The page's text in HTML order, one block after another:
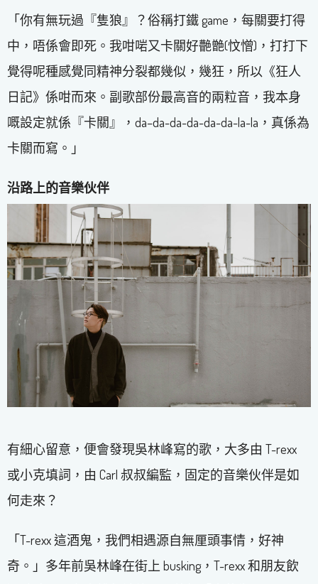
「你有無玩過『隻狼』？俗稱打鐵 game，每關要打得
中，唔係會即死。我咁啱又卡關好䒐䒏(忟憎)，打打下
覺得呢種感覺同精神分裂都幾似，幾狂，所以《狂人
日記》係咁而來。副歌部份最高音的兩粒音，我本身
嘅設定就係『卡關』，da–da-da-da-da-da-la-la，真係為
卡關而寫。」
沿路上的音樂伙伴
有細心留意，便會發現吳林峰寫的歌，大多由 T-rexx
或小克填詞，由 Carl 叔叔編監，固定的音樂伙伴是如
何走來？
「T-rexx 這酒鬼，我們相遇源自無厘頭事情，好神
奇。」多年前吳林峰在街上 busking，T-rexx 和朋友飲